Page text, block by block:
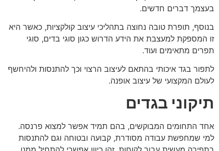
בעצמך דברים חדשים.
בנוסף, תופרת טובה נחוצה בתהליכי עיצוב קולקציות, כאשר היא
זו המספקת למעצבת את הידע הדרוש כגון סוגי בדים, סוגי
תפרים מתאימים ועוד.
לתפור בגד איכותי בהתאם לעיצוב הרצוי וכך להתנסות ולהיחשף
לעולם המקצועי של עיצוב אופנה.
תיקוני בגדים
אחד התחומים המבוקשים, בהם תמיד אפשר למצוא פרנסה.
למי שמחפשת עבודה מסודרת, קבועה ובטוחה וגם להתנסות